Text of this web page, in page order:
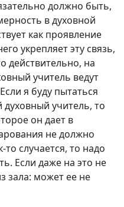
должно быть,
в духовной
как проявление
укрепляет эту связь,
действительно, на
учитель ведут
я буду пытаться
духовный учитель, то
он дает в
не должно
случается, то надо
Если даже на это не
зала: может ее не